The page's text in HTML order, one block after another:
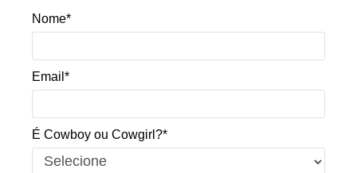
Nome*
Email*
É Cowboy ou Cowgirl?*